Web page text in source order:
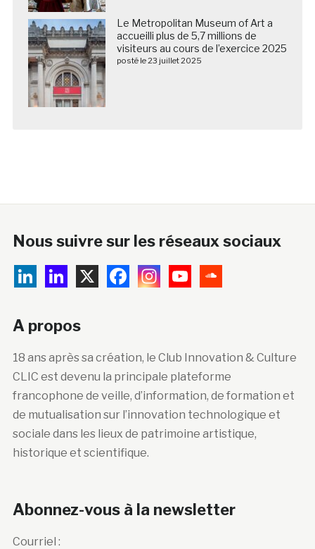
Le Metropolitan Museum of Art a
accueilli plus de 5,7 millions de
visiteurs au cours de l’exercice 2025
posté le 23 juillet 2025
Nous suivre sur les réseaux sociaux
A propos
18 ans après sa création, le Club Innovation & Culture
CLIC est devenu la principale plateforme
francophone de veille, d’information, de formation et
de mutualisation sur l’innovation technologique et
sociale dans les lieux de patrimoine artistique,
historique et scientifique.
Abonnez-vous à la newsletter
Courriel :